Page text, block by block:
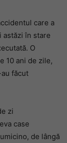
care a
astăzi în stare
O
10 ani de zile,
făcut
zi
case
de lângă